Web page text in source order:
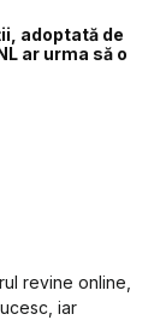
adoptată de
ar urma să o
revine online,
iar